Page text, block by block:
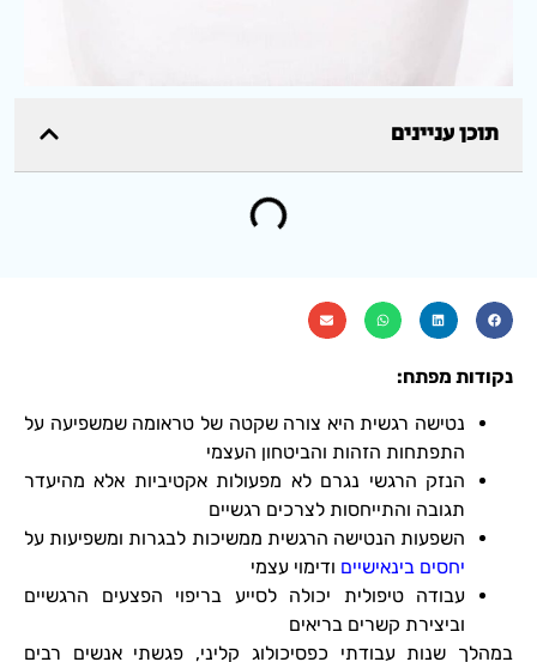
תוכן עניינים
נקודות מפתח:
נטישה רגשית היא צורה שקטה של טראומה שמשפיעה על
התפתחות הזהות והביטחון העצמי
הנזק הרגשי נגרם לא מפעולות אקטיביות אלא מהיעדר
תגובה והתייחסות לצרכים רגשיים
השפעות הנטישה הרגשית ממשיכות לבגרות ומשפיעות על
יחסים בינאישיים ודימוי עצמי
עבודה טיפולית יכולה לסייע בריפוי הפצעים הרגשיים
וביצירת קשרים בריאים
במהלך שנות עבודתי כפסיכולוג קליני, פגשתי אנשים רבים